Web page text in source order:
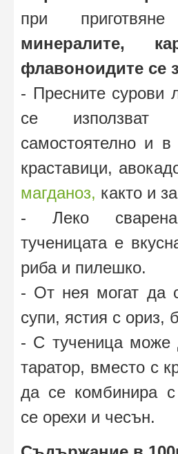
при
минералите,
флавоноидите се
- Пресните сурови
се използват
самостоятелно и
краставици,
магданоз, както и
- Леко
тученицата е
риба и пилешко.
- От нея могат да
супи, ястия с ориз,
- С тученица може
таратор, вместо с
да се комбинира
се орехи и чесън.